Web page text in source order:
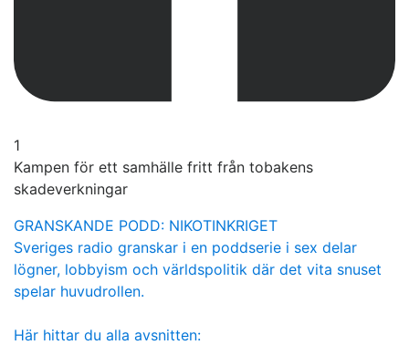
1
Kampen för ett samhälle fritt från tobakens
skadeverkningar
GRANSKANDE PODD: NIKOTINKRIGET
Sveriges radio granskar i en poddserie i sex delar
lögner, lobbyism och världspolitik där det vita snuset
spelar huvudrollen.
Här hittar du alla avsnitten: